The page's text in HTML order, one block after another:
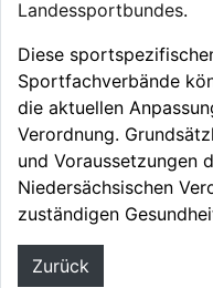
Landessportbundes.
Diese
Sportfachverbände
die aktuellen
Verordnung.
und Voraussetzungen
Niedersächsischen
zuständigen
Zurück